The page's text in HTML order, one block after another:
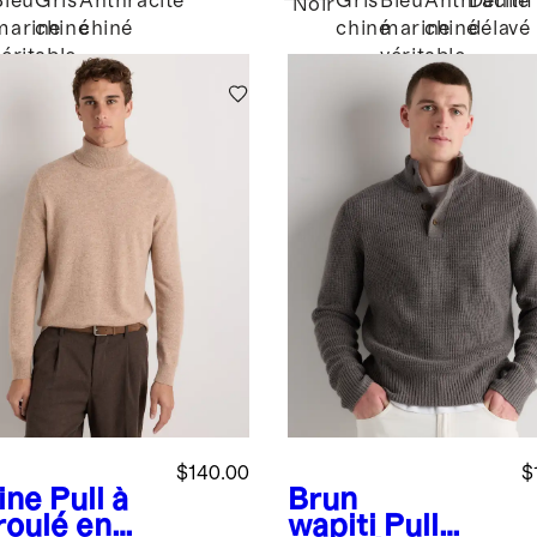
chinéchiné
Noir
chinémarine
véritable
chinédélavé
Pull à
en
$140.00
Brun
wapiti Pull